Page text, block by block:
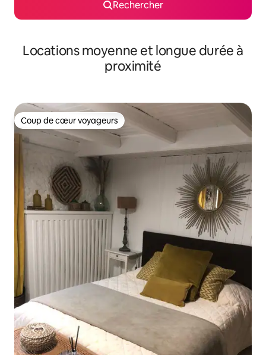
Rechercher
Locations moyenne et longue durée à
proximité
Coup de cœur voyageurs
Coup de cœur voyageurs